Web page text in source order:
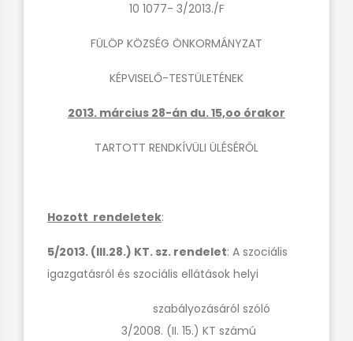
10 1077- 3/2013./F
FÜLÖP KÖZSÉG ÖNKORMÁNYZAT
KÉPVISELŐ-TESTÜLETÉNEK
2013. március 28-án du. 15,oo órakor
TARTOTT RENDKÍVÜLI ÜLÉSÉRŐL
Hozott rendeletek:
5/2013. (III.28.) KT. sz. rendelet: A szociális
igazgatásról és szociális ellátások helyi
szabályozásáról szóló
3/2008. (II. 15.) KT számú